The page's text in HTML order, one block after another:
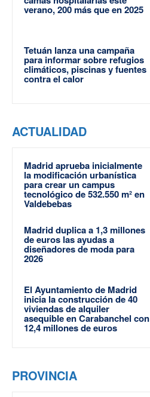
verano, 200 más que en 2025
Tetuán lanza una campaña
para informar sobre refugios
climáticos, piscinas y fuentes
contra el calor
ACTUALIDAD
Madrid aprueba inicialmente
la modificación urbanística
para crear un campus
tecnológico de 532.550 m² en
Valdebebas
Madrid duplica a 1,3 millones
de euros las ayudas a
diseñadores de moda para
2026
El Ayuntamiento de Madrid
inicia la construcción de 40
viviendas de alquiler
asequible en Carabanchel con
12,4 millones de euros
PROVINCIA